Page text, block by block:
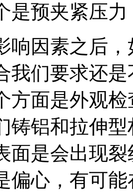
是预夹紧压
响因素之后
我们要求还
方面是外观
铸铝和拉伸
面是会出现
偏心，有可